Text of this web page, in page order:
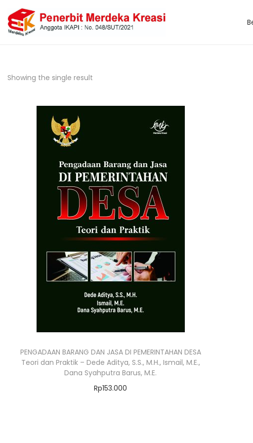
Showing the single result
PENGADAAN BARANG DAN JASA DI PEMERINTAHAN DESA
Teori dan Praktik – Dede Aditya, S.S., M.H., Ismail, M.E.,
Dana Syahputra Barus, M.E.
Rp153.000